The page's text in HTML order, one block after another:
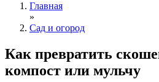
Главная
»
Сад и огород
Как превратить
компост или мульчу